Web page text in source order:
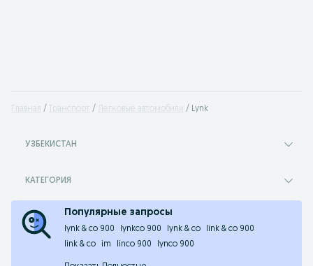
Главная Транспорт Легковые автомобили Lynk
УЗБЕКИСТАН
КАТЕГОРИЯ
Популярные запросы
lynk & co 900 lynkco 900 lynk & co
link & co 900
link & co
im linco 900 lynco 900